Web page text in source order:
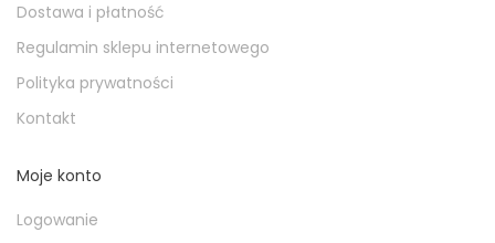
Dostawa i płatność
Regulamin sklepu internetowego
Polityka prywatności
Kontakt
Moje konto
Logowanie